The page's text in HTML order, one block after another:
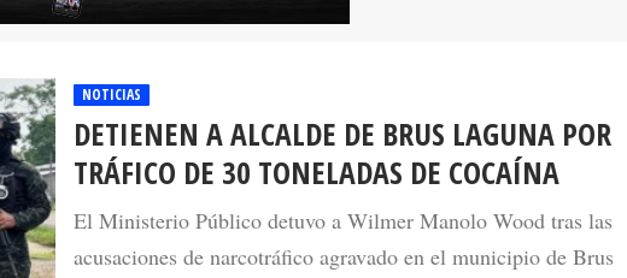
DETIENEN A ALCALDE DE BRUS LAGUNA POR
TRÁFICO DE 30 TONELADAS DE COCAÍNA
El Ministerio Público detuvo a Wilmer Manolo Wood tras las
acusaciones de narcotráfico agravado en el municipio de Brus
Laguna, Gracias a Dios.